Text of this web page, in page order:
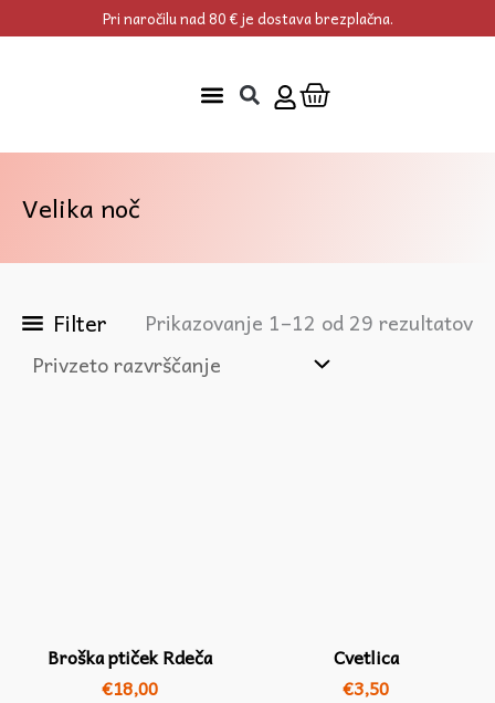
to
Pri naročilu nad 80 € je dostava brezplačna.
Cart
Velika noč
Filter Prikazovanje 1–12 od 29 rezultatov
Broška ptiček Rdeča
€18,00
Cvetlica
€3,50